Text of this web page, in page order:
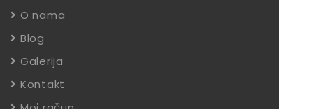
O nama
Blog
Galerija
Kontakt